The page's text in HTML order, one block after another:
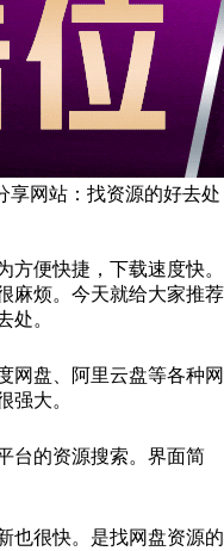
享网站：找资源的好去处
方便快捷，下载速度快。
麻烦。今天就给大家推荐
处。
网盘、阿里云盘等各种网
强大。
台的资源搜索。界面简
也很快。是找网盘资源的